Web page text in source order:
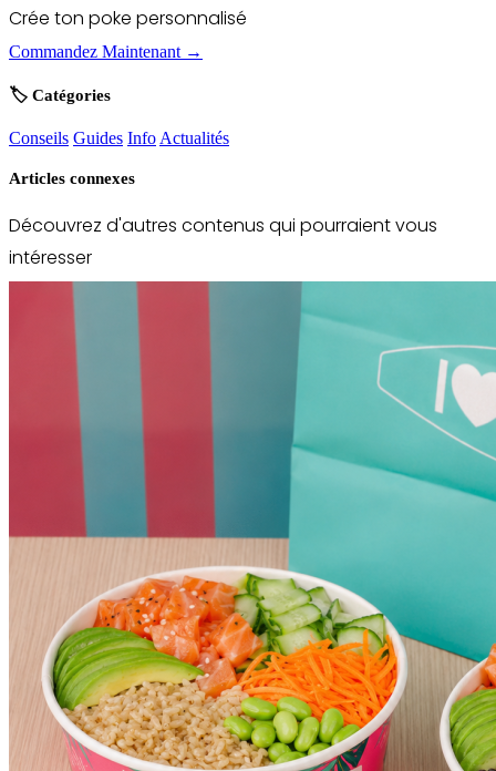
Crée ton poke personnalisé
Commandez Maintenant →
🏷️ Catégories
Conseils Guides Info Actualités
Articles connexes
Découvrez d'autres contenus qui pourraient vous
intéresser